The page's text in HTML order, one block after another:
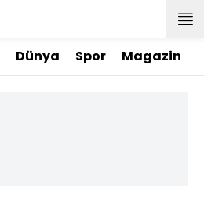
Dünya Spor Magazin